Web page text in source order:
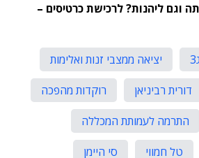
וגם ליהנות? לרכישת כרטיסים –
יציאה ממצבי זנות ואלימות
דורית רביניאן
רוקדות מהפכה
התרמה לעמותת המכללה
טל חמווי
סי היימן